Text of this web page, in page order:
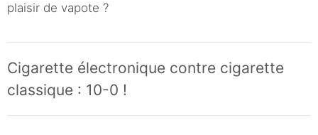
plaisir de vapote ?
Cigarette électronique contre cigarette
classique : 10-0 !